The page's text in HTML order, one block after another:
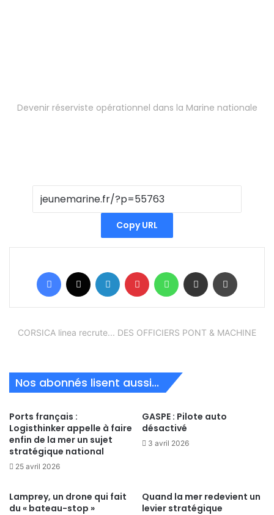
Devenir réserviste opérationnel dans la Marine nationale
Copy URL
Facebook Linkedin Pinterest WhatsAppPartager par email
CORSICA linea recrute... DES OFFICIERS PONT & MACHINE
Nos abonnés lisent aussi...
Ports français :
Logisthinker appelle à faire
enfin de la mer un sujet
stratégique national
25 avril 2026
GASPE : Pilote auto
désactivé
3 avril 2026
Lamprey, un drone qui fait
du « bateau-stop »
Quand la mer redevient un
levier stratégique